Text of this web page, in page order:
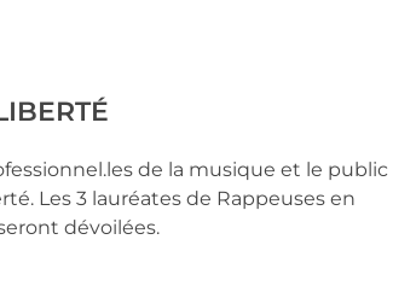
de la musique et le public
Les 3 lauréates de Rappeuses en
dévoilées.